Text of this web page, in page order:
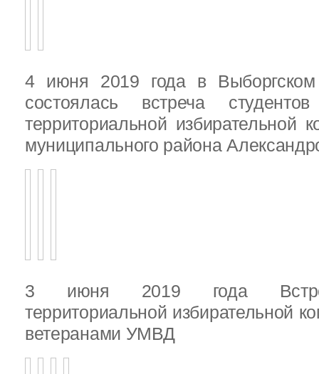
4 июня 2019 года в
состоялась встреча
территориальной избирательной
муниципального района
3 июня 2019 года
территориальной избирательной
ветеранами УМВД